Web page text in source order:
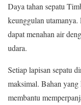
Daya tahan sepatu
keunggulan
dapat menahan air
udara.
Setiap lapisan sepatu
maksimal. Bahan
membantu